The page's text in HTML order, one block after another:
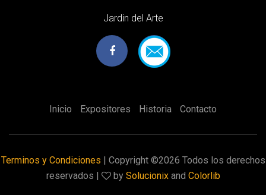
Jardin del Arte
Inicio Expositores Historia Contacto
Terminos y Condiciones | Copyright ©2026 Todos los derechos
reservados |
by Solucionixand Colorlib